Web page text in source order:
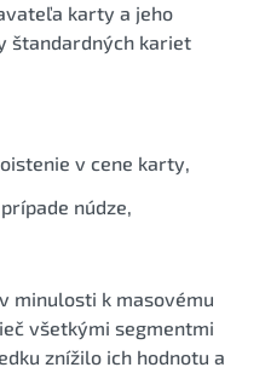
karty a jeho
štandardných kariet
v cene karty,
núdze,
minulosti k masovému
všetkými segmentmi
znížilo ich hodnotu a